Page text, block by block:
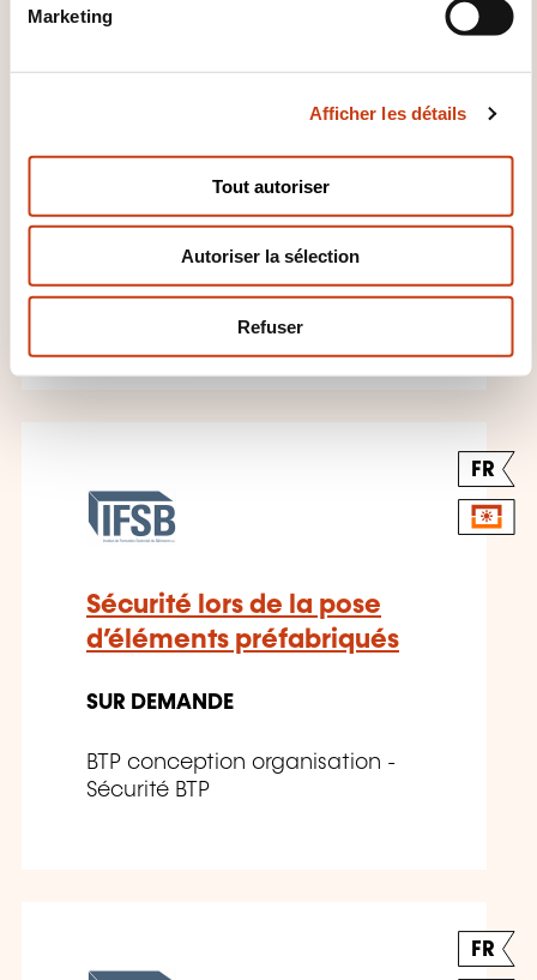
n
Marketing
Afficher les détails
Tout autoriser
Autoriser la sélection
Refuser
construction bas carbone
- Les essentiels
SUR DEMANDE
BTP conception organisation -
FR
Sécurité lors de la pose
d’éléments préfabriqués
SUR DEMANDE
BTP conception organisation -
Sécurité BTP
FR